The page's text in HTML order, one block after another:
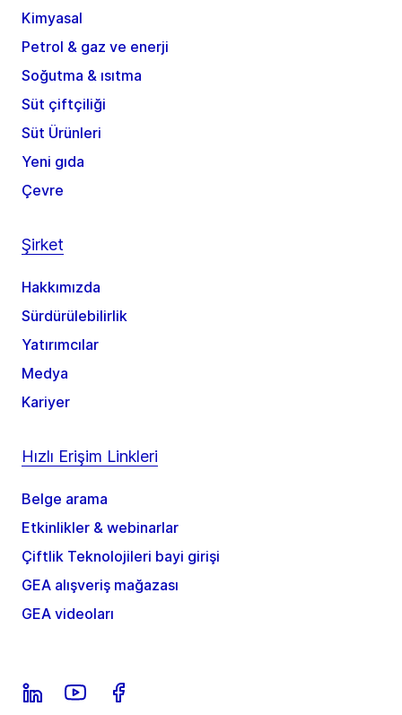
Kimyasal
Petrol & gaz ve enerji
Soğutma & ısıtma
Süt çiftçiliği
Süt Ürünleri
Yeni gıda
Çevre
Şirket
Hakkımızda
Sürdürülebilirlik
Yatırımcılar
Medya
Kariyer
Hızlı Erişim Linkleri
Belge arama
Etkinlikler & webinarlar
Çiftlik Teknolojileri bayi girişi
GEA alışveriş mağazası
GEA videoları